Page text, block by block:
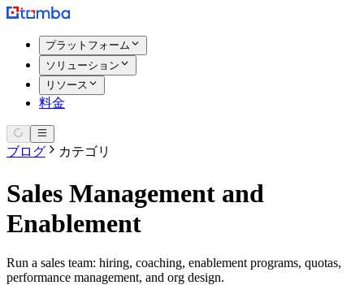
プラットフォーム
ソリューション
リソース
料金
ブログ カテゴリ
Sales Management and
Enablement
Run a sales team: hiring, coaching, enablement programs, quotas,
performance management, and org design.